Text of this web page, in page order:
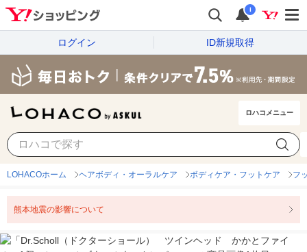
i
ログイン ID新規取得
ロハコメニュー
LOHACOホーム ヘアボディ・オーラルケア ボディケア・フットケア フ
熊本地震の影響について